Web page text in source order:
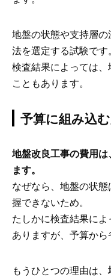
地盤の状態や支持層
法を選定する試験です
検査結果によっては
こともあります。
予算に組み込
地盤改良工事の費用
ます。
なぜなら、地盤の状
握できないため。
たしかに検査結果に
ありますが、予算から
もうひとつの理由は、